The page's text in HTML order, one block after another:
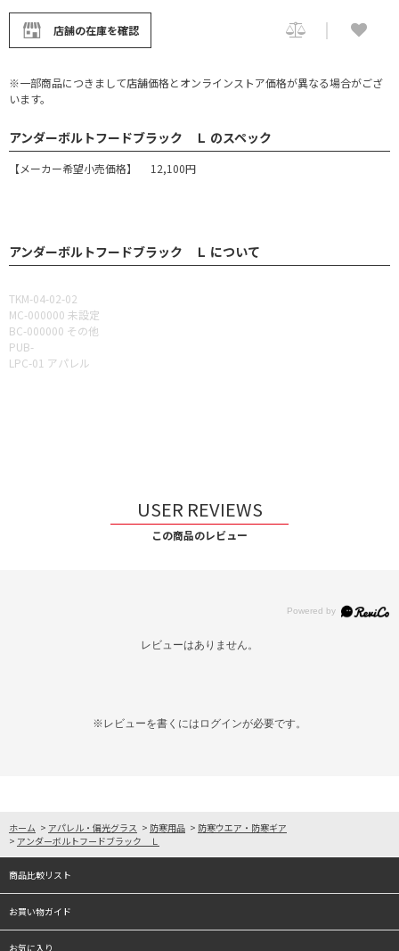
店舗の在庫を確認
※一部商品につきまして店舗価格とオンラインストア価格が異なる場合がござ
います。
アンダーボルトフードブラック Ｌ のスペック
【メーカー希望小売価格】 12,100円
アンダーボルトフードブラック Ｌ について
TKM-04-02-02
MC-000000 未設定
BC-000000 その他
PUB-
LPC-01 アパレル
USER REVIEWS
この商品のレビュー
レビューはありません。
※レビューを書くには ログインが必要です。
ホーム > アパレル・偏光グラス > 防寒用品 > 防寒ウエア・防寒ギア
> アンダーボルトフードブラック Ｌ
商品比較リスト
お買い物ガイド
お気に入り